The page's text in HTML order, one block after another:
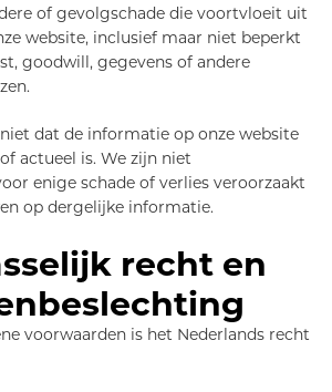
of gevolgschade die voortvloeit uit
website, inclusief maar niet beperkt
goodwill, gegevens of andere
dat de informatie op onze website
actueel is. We zijn niet
enige schade of verlies veroorzaakt
op dergelijke informatie.
recht en
voorwaarden is het Nederlands recht